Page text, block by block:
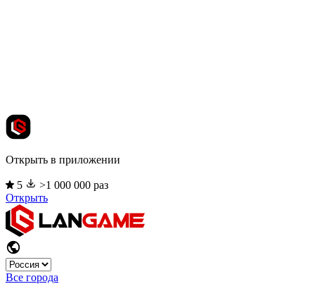
Открыть в приложении
5
>1 000 000 раз
Открыть
Все города